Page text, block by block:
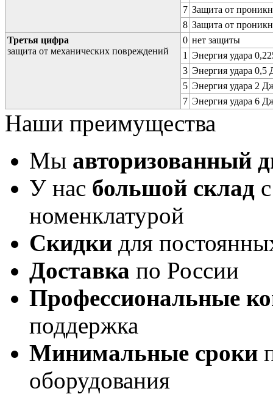
7 Защита от
8 Защита от
Третья цифра
защита от механических повреждений
0 нет защиты
1 Энергия удара
3 Энергия удара 0,5
5 Энергия удара 2
7 Энергия удара 6
Наши преимущества
Мы авторизованный
У нас большой склад
номенклатурой
Скидки для
Доставка по России
Профессиональные
поддержка
Минимальные сроки
оборудования